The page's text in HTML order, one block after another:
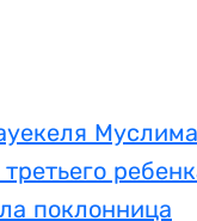
поклонница